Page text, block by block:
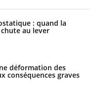
: quand la
au lever
déformation des
conséquences graves